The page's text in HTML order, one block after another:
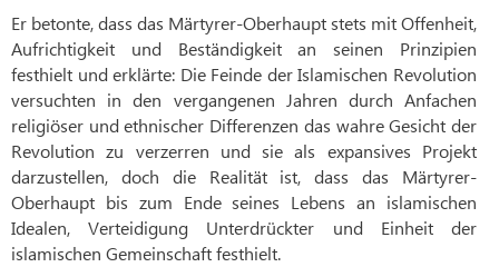
Er betonte, dass das Märtyrer-Oberhaupt stets mit Offenheit,
Aufrichtigkeit und Beständigkeit an seinen Prinzipien
festhielt und erklärte: Die Feinde der Islamischen Revolution
versuchten in den vergangenen Jahren durch Anfachen
religiöser und ethnischer Differenzen das wahre Gesicht der
Revolution zu verzerren und sie als expansives Projekt
darzustellen, doch die Realität ist, dass das Märtyrer-
Oberhaupt bis zum Ende seines Lebens an islamischen
Idealen, Verteidigung Unterdrückter und Einheit der
islamischen Gemeinschaft festhielt.